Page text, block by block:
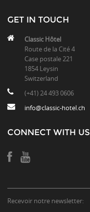
GET IN TOUCH
Classic Hôtel
Route de la Cité 4
Case postale 221
1854 Leysin
Switzerland
(+41) 24 493 0606
info@classic-hotel.ch
CONNECT WITH US
Recevoir notre newsletter: